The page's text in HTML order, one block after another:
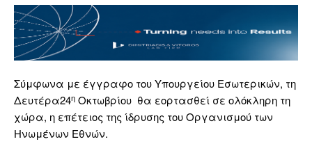
Σύμφωνα με έγγραφο του Υπουργείου Εσωτερικών, τη
Δευτέρα24η Οκτωβρίου θα εορτασθεί σε ολόκληρη τη
χώρα, η επέτειος της ίδρυσης του Οργανισμού των
Ηνωμένων Εθνών.